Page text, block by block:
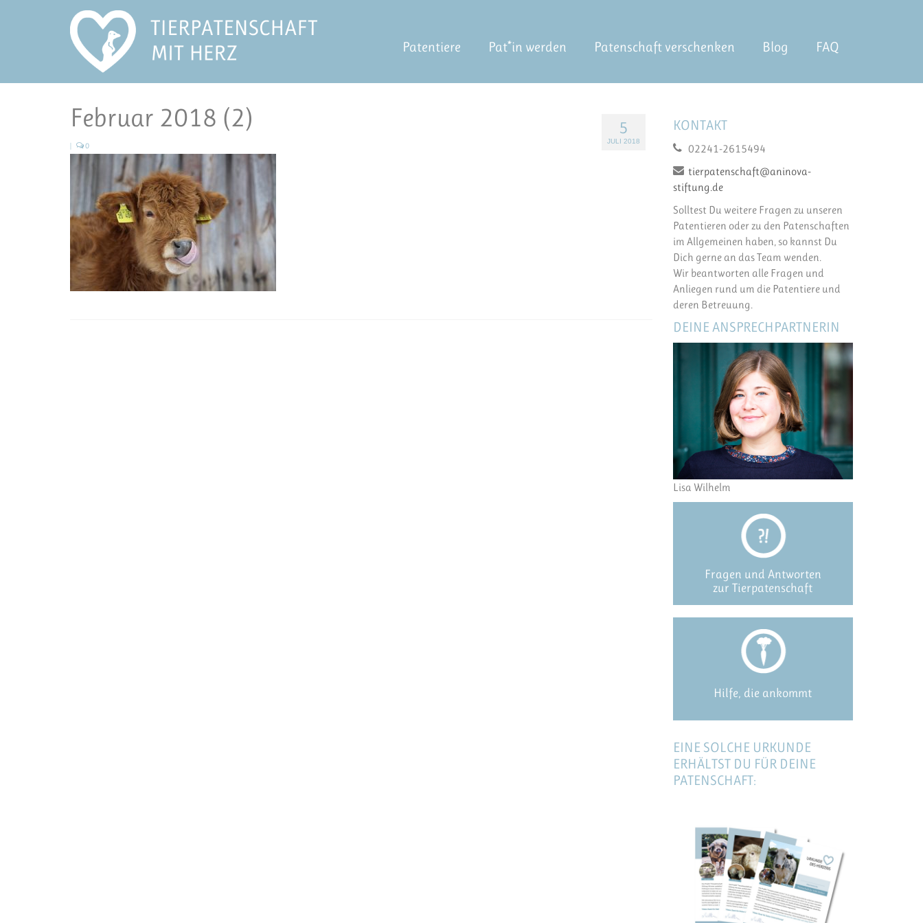
Patentiere Pat*in werden Patenschaft verschenken Blog FAQ
5
JULI 2018
Februar 2018 (2)
0
KONTAKT
02241-2615494
tierpatenschaft@aninova-
stiftung.de
Solltest Du weitere Fragen zu unseren
Patentieren oder zu den Patenschaften
im Allgemeinen haben, so kannst Du
Dich gerne an das Team wenden.
Wir beantworten alle Fragen und
Anliegen rund um die Patentiere und
deren Betreuung.
DEINE ANSPRECHPARTNERIN
Lisa Wilhelm
Fragen und Antworten
zur Tierpatenschaft
Hilfe, die ankommt
EINE SOLCHE URKUNDE
ERHÄLTST DU FÜR DEINE
PATENSCHAFT: